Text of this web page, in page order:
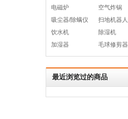
电磁炉
空气炸锅
吸尘器/除螨仪
扫地机器人
饮水机
除湿机
加湿器
毛球修剪器
最近浏览过的商品